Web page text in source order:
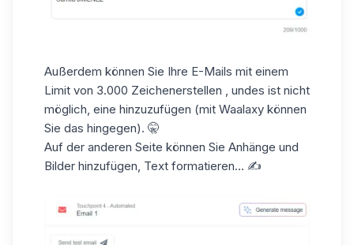
Außerdem können Sie Ihre E-Mails mit einem
Limit von 3.000 Zeichenerstellen , undes ist nicht
möglich, eine hinzuzufügen (mit Waalaxy können
Sie das hingegen). 🤫
Auf der anderen Seite können Sie Anhänge und
Bilder hinzufügen, Text formatieren... ✍️